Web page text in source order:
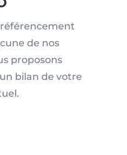
de nos
proposons
bilan de votre